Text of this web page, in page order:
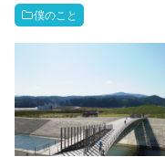
僕のこと